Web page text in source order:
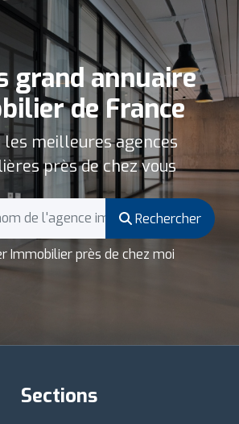
grand annuaire
de France
les meilleures agences
près de chez vous
Rechercher
Immobilier près de chez moi
Sections